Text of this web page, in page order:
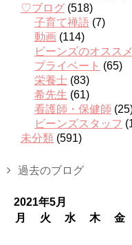
♡ブログ (518)
子育て禅語 (7)
動画 (114)
ビーンズのオススメ
プライベート (65)
栄養士 (83)
希先生 (61)
看護師・保健師
ビーンズスタッフ
未分類 (591)
過去のブログ
2021年5月
月
火 水 木 金